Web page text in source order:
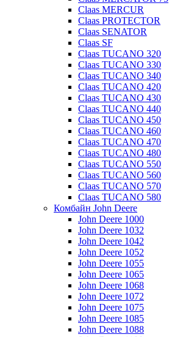
Claas MERCUR
Claas PROTECTOR
Claas SENATOR
Claas SF
Claas TUCANO 320
Claas TUCANO 330
Claas TUCANO 340
Claas TUCANO 420
Claas TUCANO 430
Claas TUCANO 440
Claas TUCANO 450
Claas TUCANO 460
Claas TUCANO 470
Claas TUCANO 480
Claas TUCANO 550
Claas TUCANO 560
Claas TUCANO 570
Claas TUCANO 580
Комбайн John Deere
John Deere 1000
John Deere 1032
John Deere 1042
John Deere 1052
John Deere 1055
John Deere 1065
John Deere 1068
John Deere 1072
John Deere 1075
John Deere 1085
John Deere 1088